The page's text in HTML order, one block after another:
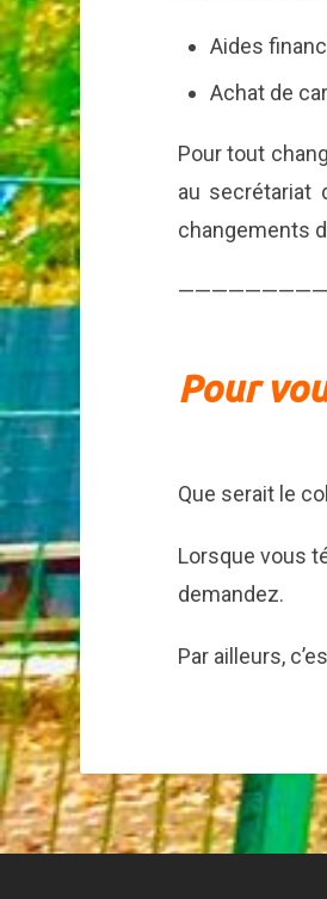
Aides
Achat de
Pour tout
au secrétariat
changements
Pour
Que serait le
Lorsque vous
demandez.
Par ailleurs,